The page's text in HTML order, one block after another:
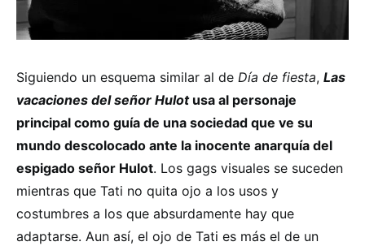
Siguiendo un esquema similar al de Día de fiesta, Las
vacaciones del señor Hulotusa al personaje
principal como guía de una sociedad que ve su
mundo descolocado ante la inocente anarquía del
espigado señor Hulot. Los gags visuales se suceden
mientras que Tati no quita ojo a los usos y
costumbres a los que absurdamente hay que
adaptarse. Aun así, el ojo de Tati es más el de un